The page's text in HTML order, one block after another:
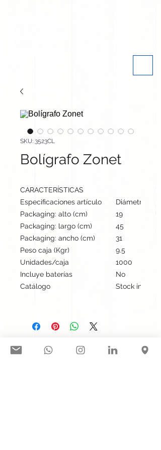
SKU: 3523CL
Bolígrafo Zonet
CARACTERÍSTICAS
Especificaciones artículo
Diámetro: 1
Packaging: alto (cm)
19
Packaging: largo (cm)
45
Packaging: ancho (cm)
31
Peso caja (Kgr)
9.5
Unidades/caja
1000
Incluye baterías
No
Catálogo
Stock
Síguenos en nuestras redes